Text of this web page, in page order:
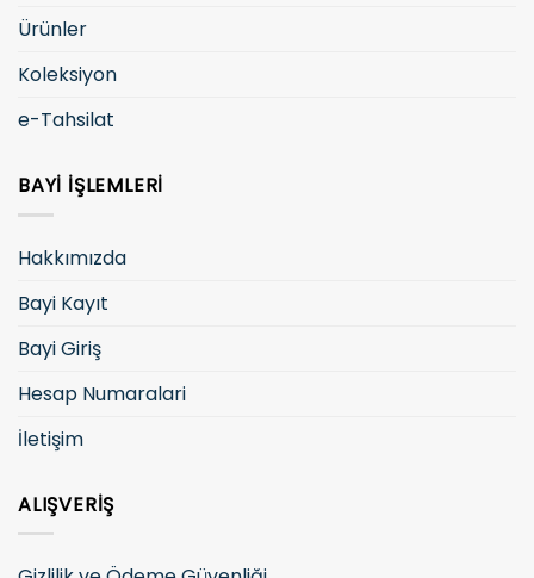
Ürünler
Koleksiyon
e-Tahsilat
BAYI İŞLEMLERI
Hakkımızda
Bayi Kayıt
Bayi Giriş
Hesap Numaralari
İletişim
ALIŞVERIŞ